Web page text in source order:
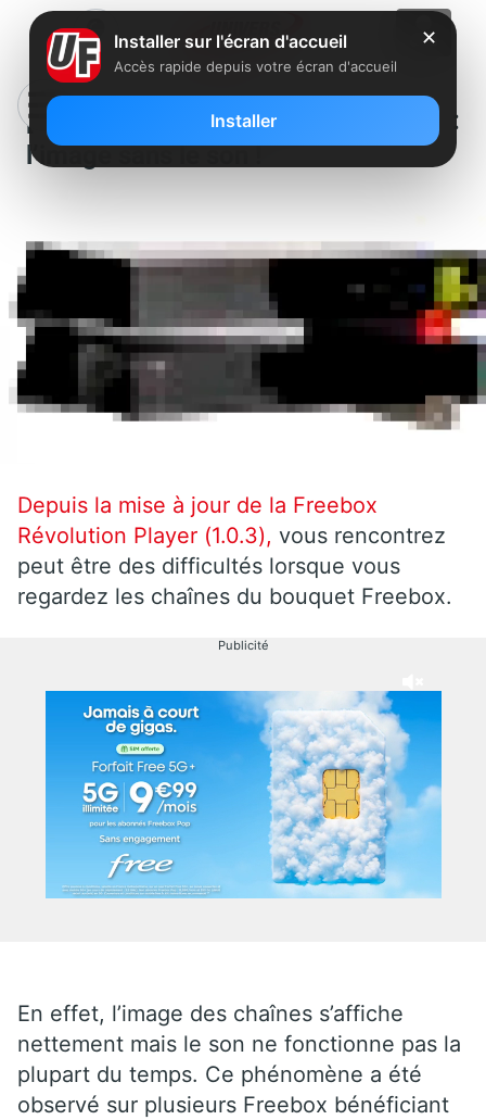
[MàJ] Freebox Révolution Player :
l’image sans le son !
Depuis la mise à jour de la Freebox
Révolution Player (1.0.3), vous rencontrez
peut être des difficultés lorsque vous
regardez les chaînes du bouquet Freebox.
Publicité
En effet, l’image des chaînes s’affiche
nettement mais le son ne fonctionne pas la
plupart du temps. Ce phénomène a été
observé sur plusieurs Freebox bénéficiant
✕
Installer sur l'écran d'accueil
Accès rapide depuis votre écran d'accueil
Installer